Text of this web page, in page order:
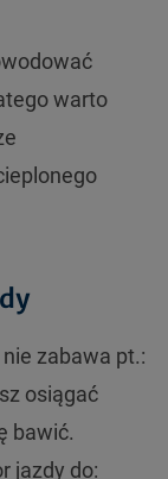
warto
zabawa pt.:
osiągać
bawić.
jazdy do: